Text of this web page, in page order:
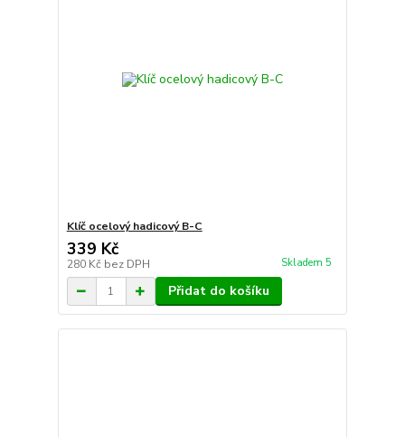
Klíč ocelový hadicový B-C
339 Kč
280 Kč bez DPH Skladem 5
Přidat do košíku